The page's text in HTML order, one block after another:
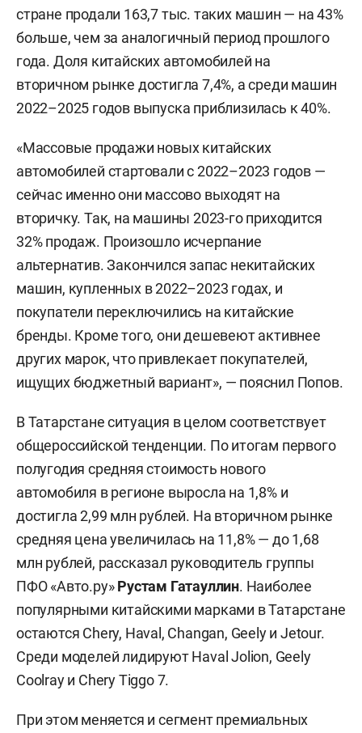
стране продали 163,7 тыс. таких машин — на 43%
больше, чем за аналогичный период прошлого
года. Доля китайских автомобилей на
вторичном рынке достигла 7,4%, а среди машин
2022–2025 годов выпуска приблизилась к 40%.
«Массовые продажи новых китайских
автомобилей стартовали с 2022–2023 годов —
сейчас именно они массово выходят на
вторичку. Так, на машины 2023-го приходится
32% продаж. Произошло исчерпание
альтернатив. Закончился запас некитайских
машин, купленных в 2022–2023 годах, и
покупатели переключились на китайские
бренды. Кроме того, они дешевеют активнее
других марок, что привлекает покупателей,
ищущих бюджетный вариант», — пояснил Попов.
В Татарстане ситуация в целом соответствует
общероссийской тенденции. По итогам первого
полугодия средняя стоимость нового
автомобиля в регионе выросла на 1,8% и
достигла 2,99 млн рублей. На вторичном рынке
средняя цена увеличилась на 11,8% — до 1,68
млн рублей, рассказал руководитель группы
ПФО «Авто.ру»Рустам Гатауллин. Наиболее
популярными китайскими марками в Татарстане
остаются Chery, Haval, Changan, Geely и Jetour.
Среди моделей лидируют Haval Jolion, Geely
Coolray и Chery Tiggo 7.
При этом меняется и сегмент премиальных